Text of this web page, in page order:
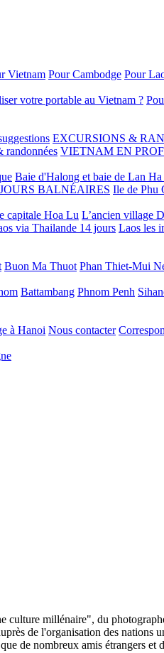
Vietnam Pour Cambodge Pour
votre portable au Vietnam ?
EXCURSIONS &
randonnées VIETNAM EN
Baie d'Halong et baie de Lan
BALNÉAIRES Ile de Phu
capitale Hoa Lu L’ancien village
via Thailande 14 jours Laos les
Buon Ma Thuot Phan Thiet-Mui
Battambang Phnom Penh
à Hanoi Nous contacter
culture millénaire", du
de l'organisation des nations
de nombreux amis étrangers et